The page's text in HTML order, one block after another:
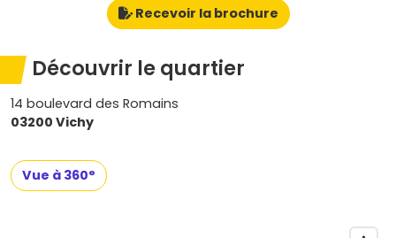
Recevoir la brochure
Découvrir le quartier
14 boulevard des Romains
03200 Vichy
Vue à 360°